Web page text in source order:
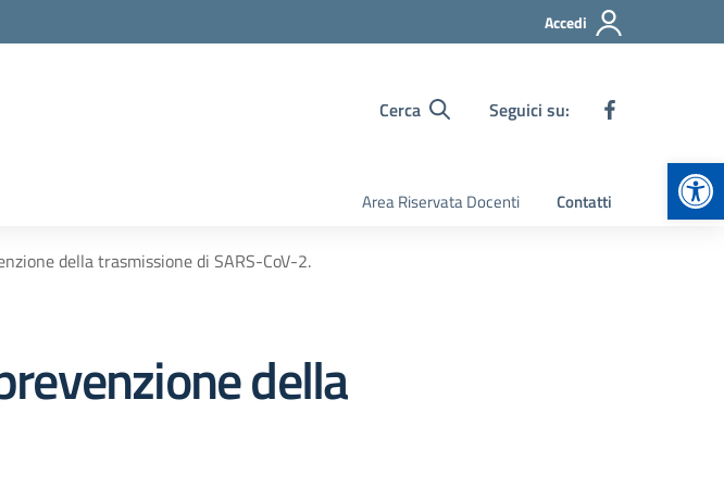
Accedi
Cerca Seguici su:
Area Riservata Docenti Contatti
della trasmissione di SARS-CoV-2.
della